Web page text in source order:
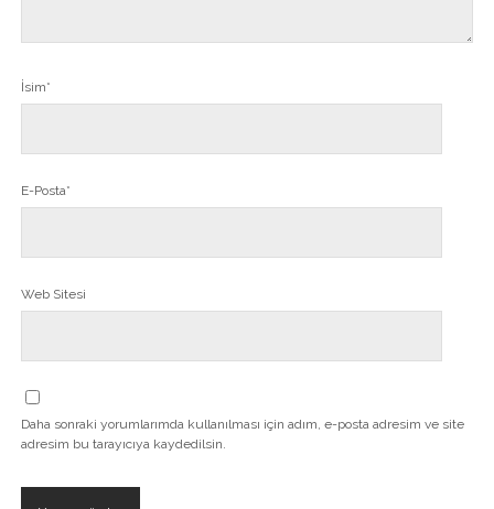
İsim*
E-Posta*
Web Sitesi
Daha sonraki yorumlarımda kullanılması için adım, e-posta adresim ve site
adresim bu tarayıcıya kaydedilsin.